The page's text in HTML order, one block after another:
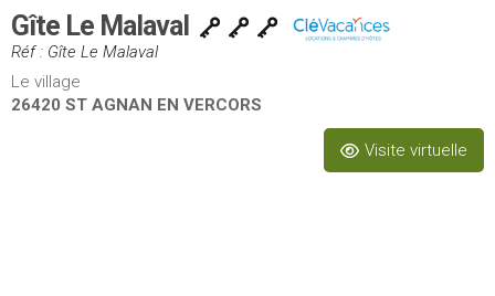
Gîte Le Malaval
Réf : Gîte Le Malaval
Le village
26420 ST AGNAN EN VERCORS
Visite virtuelle